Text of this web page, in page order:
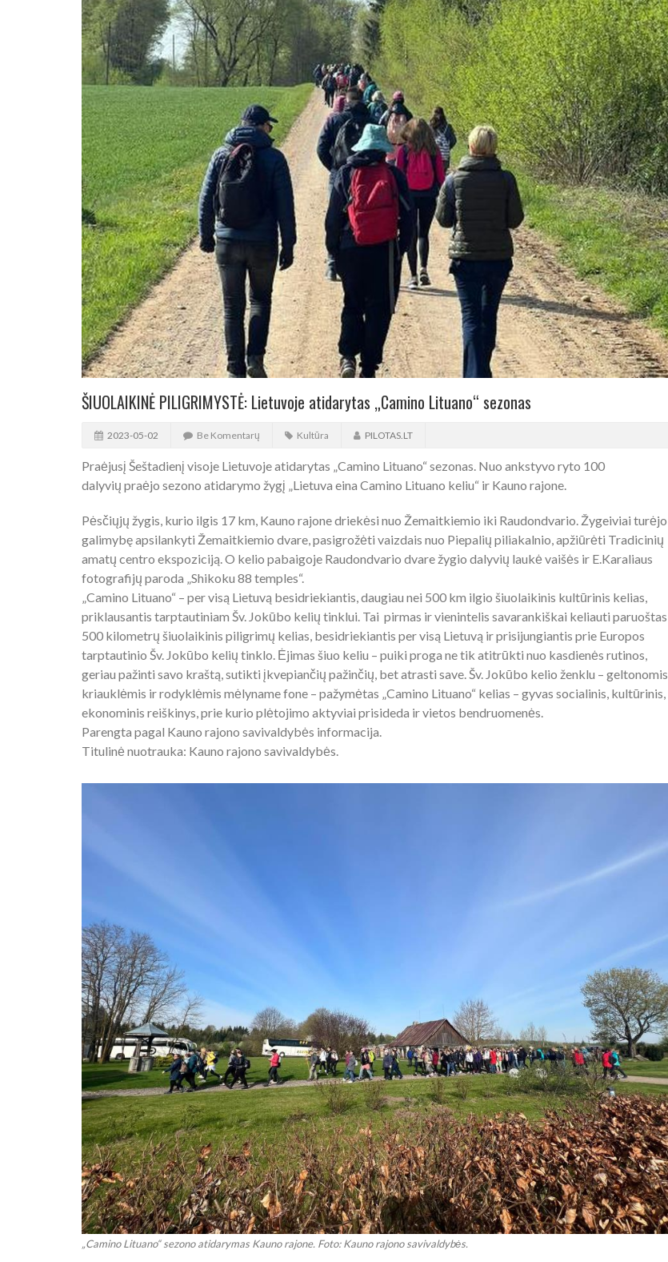
ŠIUOLAIKINĖ PILIGRIMYSTĖ: Lietuvoje atidarytas „Camino Lituano“ sezonas
2023-05-02 Be Komentarų Kultūra PILOTAS.LT
Praėjusį Šeštadienį visoje Lietuvoje atidarytas „Camino Lituano“ sezonas. Nuo ankstyvo ryto 100
dalyvių praėjo sezono atidarymo žygį „Lietuva eina Camino Lituano keliu“ ir Kauno rajone.
Pėsčiųjų žygis, kurio ilgis 17 km, Kauno rajone driekėsi nuo Žemaitkiemio iki Raudondvario. Žygeiviai turėjo
galimybę apsilankyti Žemaitkiemio dvare, pasigrožėti vaizdais nuo Piepalių piliakalnio, apžiūrėti Tradicinių
amatų centro ekspoziciją. O kelio pabaigoje Raudondvario dvare žygio dalyvių laukė vaišės ir E.Karaliaus
fotografijų paroda „Shikoku 88 temples“.
„Camino Lituano“ – per visą Lietuvą besidriekiantis, daugiau nei 500 km ilgio šiuolaikinis kultūrinis kelias,
priklausantis tarptautiniam Šv. Jokūbo kelių tinklui. Tai pirmas ir vienintelis savarankiškai keliauti paruoštas
500 kilometrų šiuolaikinis piligrimų kelias, besidriekiantis per visą Lietuvą ir prisijungiantis prie Europos
tarptautinio Šv. Jokūbo kelių tinklo. Ėjimas šiuo keliu – puiki proga ne tik atitrūkti nuo kasdienės rutinos,
geriau pažinti savo kraštą, sutikti įkvepiančių pažinčių, bet atrasti save. Šv. Jokūbo kelio ženklu – geltonomis
kriauklėmis ir rodyklėmis mėlyname fone – pažymėtas „Camino Lituano“ kelias – gyvas socialinis, kultūrinis,
ekonominis reiškinys, prie kurio plėtojimo aktyviai prisideda ir vietos bendruomenės.
Parengta pagal Kauno rajono savivaldybės informacija.
Titulinė nuotrauka: Kauno rajono savivaldybės.
„Camino Lituano“ sezono atidarymas Kauno rajone. Foto: Kauno rajono savivaldybės.